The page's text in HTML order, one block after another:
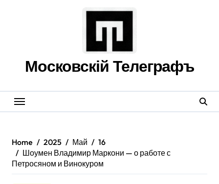
Московскій Телеграфъ
Home 2025 Май
16
Шоумен Владимир Маркони — о работе с
Петросяном и Винокуром